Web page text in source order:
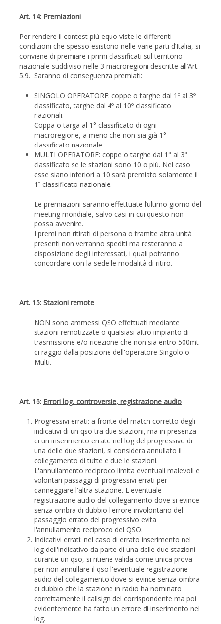
Art. 14: Premiazioni
Per rendere il contest più equo viste le differenti
condizioni che spesso esistono nelle varie parti d’Italia, si
conviene di premiare i primi classificati sul territorio
nazionale suddiviso nelle 3 macroregioni descritte all’Art.
5.9. Saranno di conseguenza premiati:
SINGOLO OPERATORE: coppe o targhe dal 1º al 3º
classificato, targhe dal 4º al 10º classificato
nazionali.
Coppa o targa al 1° classificato di ogni
macroregione, a meno che non sia già 1°
classificato nazionale.
MULTI OPERATORE: coppe o targhe dal 1° al 3°
classificato se le stazioni sono 10 o più. Nel caso
esse siano inferiori a 10 sarà premiato solamente il
1º classificato nazionale.
Le premiazioni saranno effettuate l’ultimo giorno del
meeting mondiale, salvo casi in cui questo non
possa avvenire.
I premi non ritirati di persona o tramite altra unità
presenti non verranno spediti ma resteranno a
disposizione degli interessati, i quali potranno
concordare con la sede le modalità di ritiro.
Art. 15: Stazioni remote
NON sono ammessi QSO effettuati mediante
stazioni remotizzate o qualsiasi altro impianto di
trasmissione e/o ricezione che non sia entro 500mt
di raggio dalla posizione dell'operatore Singolo o
Multi.
Art. 16: Errori log, controversie, registrazione audio
Progressivi errati: a fronte del match corretto degli
indicativi di un qso tra due stazioni, ma in presenza
di un inserimento errato nel log del progressivo di
una delle due stazioni, si considera annullato il
collegamento di tutte e due le stazioni.
L'annullamento reciproco limita eventuali malevoli e
volontari passaggi di progressivi errati per
danneggiare l'altra stazione. L'eventuale
registrazione audio del collegamento dove si evince
senza ombra di dubbio l'errore involontario del
passaggio errato del progressivo evita
l'annullamento reciproco del QSO.
Indicativi errati: nel caso di errato inserimento nel
log dell'indicativo da parte di una delle due stazioni
durante un qso, si ritiene valida come unica prova
per non annullare il qso l'eventuale registrazione
audio del collegamento dove si evince senza ombra
di dubbio che la stazione in radio ha nominato
correttamente il callsign del corrispondente ma poi
evidentemente ha fatto un errore di inserimento nel
log.